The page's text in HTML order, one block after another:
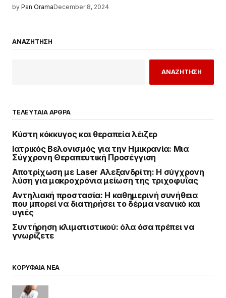
by Pan OramaDecember 8, 2024
ΑΝΑΖΗΤΗΣΗ
ΑΝΑΖΗΤΗΣΗ
ΤΕΛΕΥΤΑΙΑ ΑΡΘΡΑ
Κύστη κόκκυγος και θεραπεία λέιζερ
Ιατρικός Βελονισμός για την Ημικρανία: Μια
Σύγχρονη Θεραπευτική Προσέγγιση
Αποτρίχωση με Laser Αλεξανδρίτη: Η σύγχρονη
λύση για μακροχρόνια μείωση της τριχοφυΐας
Αντηλιακή προστασία: Η καθημερινή συνήθεια
που μπορεί να διατηρήσει το δέρμα νεανικό και
υγιές
Συντήρηση κλιματιστικού: όλα όσα πρέπει να
γνωρίζετε
ΚΟΡΥΦΑΙΑ ΝΕΑ